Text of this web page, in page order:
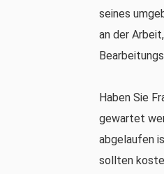
seines
an der
Haben Sie
gewartet
abgelaufen
sollten